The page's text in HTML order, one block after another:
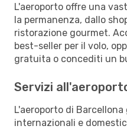
L'aeroporto offre una
la permanenza, dallo
ristorazione gourmet.
best-seller per il volo,
gratuita o concediti un
Servizi
L'aeroporto di
internazionali e